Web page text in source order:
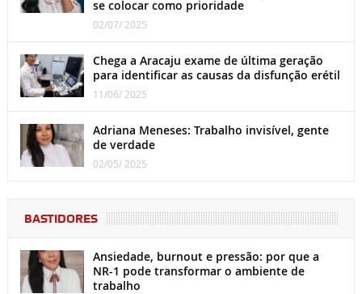
se colocar como prioridade
02/07/ 2025
Chega a Aracaju exame de última geração
para identificar as causas da disfunção erétil
11/06/ 2025
Adriana Meneses: Trabalho invisível, gente
de verdade
02/05/ 2025
BASTIDORES
Ansiedade, burnout e pressão: por que a
NR-1 pode transformar o ambiente de
trabalho